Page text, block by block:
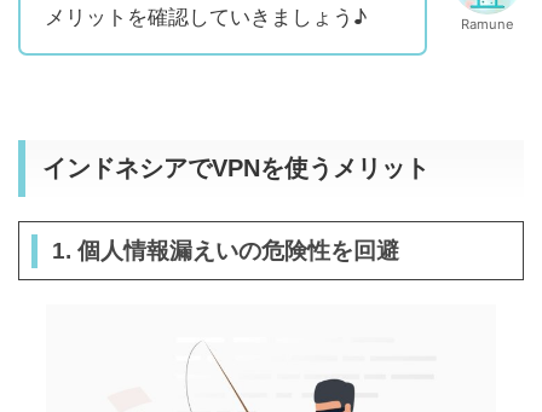
メリットを確認していきましょう♪
Ramune
インドネシアでVPNを使うメリット
1. 個人情報漏えいの危険性を回避